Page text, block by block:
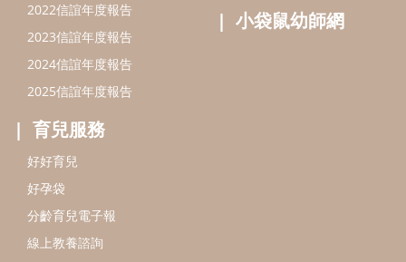
2022信誼年度報告
2023信誼年度報告
2024信誼年度報告
2025信誼年度報告
育兒服務
好好育兒
好孕袋
分齡育兒電子報
線上教養諮詢
小袋鼠幼師網